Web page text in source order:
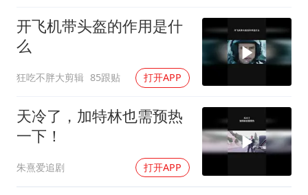
开飞机带头盔的作用是什
么
狂吃不胖大剪辑 85跟贴 打开APP
天冷了，加特林也需预热
一下！
朱熹爱追剧 打开APP